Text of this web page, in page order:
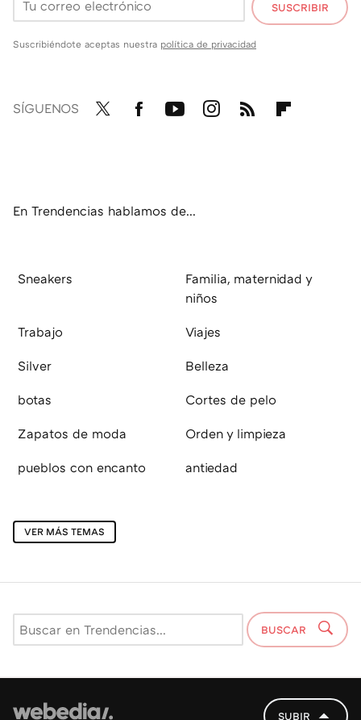
SUSCRIBIR
Suscribiéndote aceptas nuestra política de privacidad
SÍGUENOS
En Trendencias hablamos de...
Sneakers
Familia, maternidad y
niños
Trabajo Viajes
Silver Belleza
botas Cortes de pelo
Zapatos de moda Orden y limpieza
pueblos con encanto antiedad
VER MÁS TEMAS
BUSCAR
SUBIR